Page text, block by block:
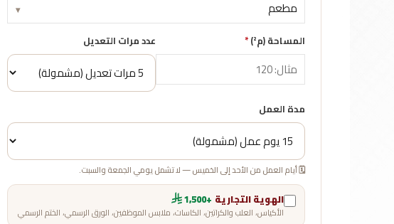
▾
المساحة (م²) * عدد مرات التعديل
مدة العمل
🗓️ أيام العمل من الأحد إلى الخميس — لا تشمل يومي الجمعة والسبت.
الهوية التجارية +1,500
الأكياس، العلب والكراتين، الكاسات، ملابس الموظفين، الورق الرسمي، الختم الرسمي